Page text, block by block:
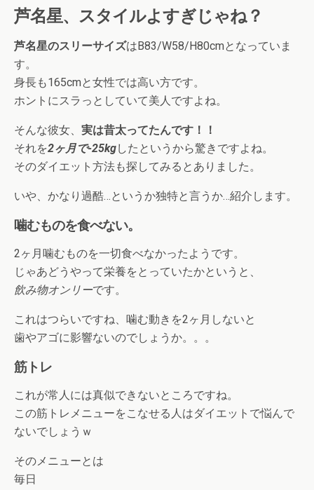
芦名星、スタイルよすぎじゃね？
芦名星のスリーサイズはB83/W58/H80cmとなっていま
す。
身長も165cmと女性では高い方です。
ホントにスラっとしていて美人ですよね。
そんな彼女、 実は昔太ってたんです！！
それを2ヶ月で-25kgしたというから驚きですよね。
そのダイエット方法も探してみるとありました。
いや、かなり過酷…というか独特と言うか…紹介します。
噛むものを食べない。
2ヶ月噛むものを一切食べなかったようです。
じゃあどうやって栄養をとっていたかというと、
飲み物オンリーです。
これはつらいですね、噛む動きを2ヶ月しないと
歯やアゴに影響ないのでしょうか。。。
筋トレ
これが常人には真似できないところですね。
この筋トレメニューをこなせる人はダイエットで悩んで
ないでしょうｗ
そのメニューとは
毎日